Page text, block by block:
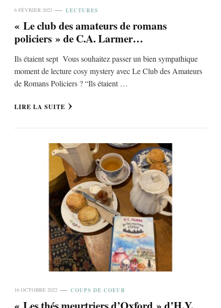
6 FÉVRIER 2023 LECTURES
« Le club des amateurs de romans
policiers » de C.A. Larmer…
Ils étaient sept Vous souhaitez passer un bien sympathique
moment de lecture cosy mystery avec Le Club des Amateurs
de Romans Policiers ? “Ils étaient …
LIRE LA SUITE
16 OCTOBRE 2022 COUPS DE COEUR